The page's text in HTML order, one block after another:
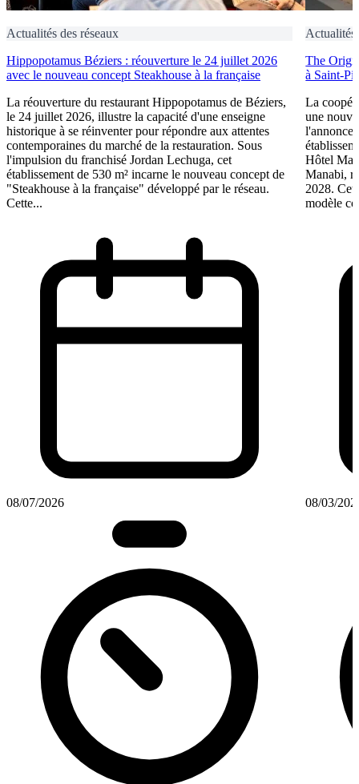
Actualités des réseaux
Hippopotamus Béziers : réouverture le 24 juillet 2026
avec le nouveau concept Steakhouse à la française
La réouverture du restaurant Hippopotamus de Béziers,
le 24 juillet 2026, illustre la capacité d'une enseigne
historique à se réinventer pour répondre aux attentes
contemporaines du marché de la restauration. Sous
l'impulsion du franchisé Jordan Lechuga, cet
établissement de 530 m² incarne le nouveau concept de
"Steakhouse à la française" développé par le réseau.
Cette...
08/07/2026
Actualités
The
à Saint-
La
une
l'annonce
Hôtel
Manabi,
2028.
modèle
08/03/